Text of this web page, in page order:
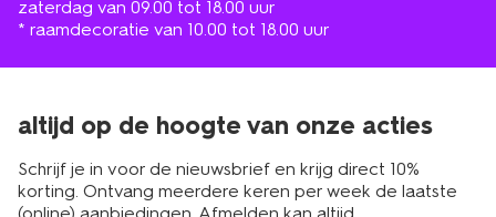
zaterdag van 09.00 tot 18.00 uur
* raamdecoratie van 10.00 tot 18.00 uur
altijd op de hoogte van onze acties
Schrijf je in voor de nieuwsbrief en krijg direct 10%
korting. Ontvang meerdere keren per week de laatste